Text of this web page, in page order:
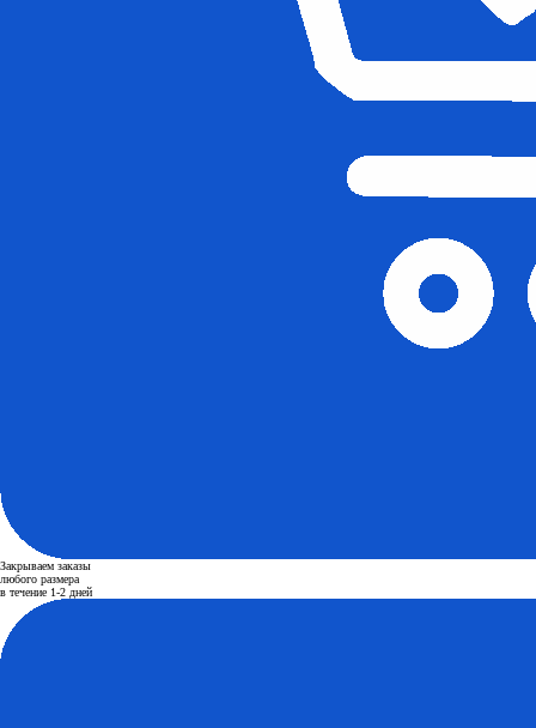
Закрываем заказы
любого размера
в течение 1-2 дней